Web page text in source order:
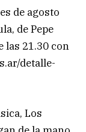
de agosto
de Pepe
las 21.30 con
detalle-
Los